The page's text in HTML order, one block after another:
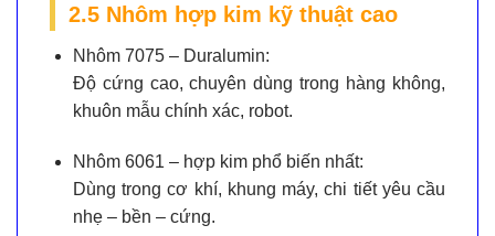
2.5 Nhôm hợp kim kỹ thuật cao
Nhôm 7075 – Duralumin:
Độ cứng cao, chuyên dùng trong hàng không,
khuôn mẫu chính xác, robot.
Nhôm 6061 – hợp kim phổ biến nhất:
Dùng trong cơ khí, khung máy, chi tiết yêu cầu
nhẹ – bền – cứng.